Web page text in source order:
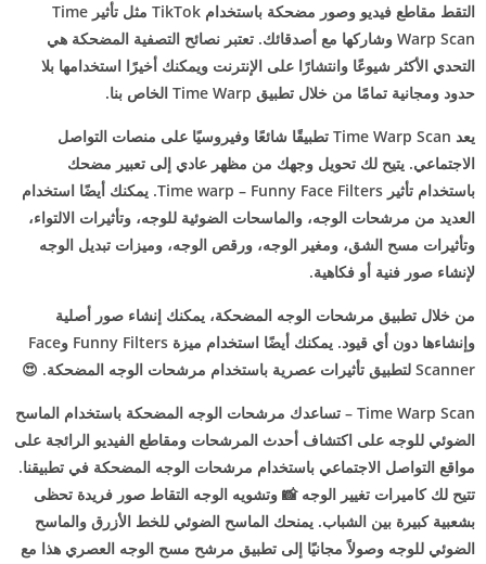
التقط مقاطع فيديو وصور مضحكة باستخدام TikTok مثل تأثير Time
Warp Scan وشاركها مع أصدقائك. تعتبر نصائح التصفية المضحكة هي
التحدي الأكثر شيوعًا وانتشارًا على الإنترنت ويمكنك أخيرًا استخدامها بلا
حدود ومجانية تمامًا من خلال تطبيق Time Warp الخاص بنا.
يعد Time Warp Scan تطبيقًا شائعًا وفيروسيًا على منصات التواصل
الاجتماعي. يتيح لك تحويل وجهك من مظهر عادي إلى تعبير مضحك
باستخدام تأثير Time warp – Funny Face Filters. يمكنك أيضًا استخدام
العديد من مرشحات الوجه، والماسحات الضوئية للوجه، وتأثيرات الالتواء،
وتأثيرات مسح الشق، ومغير الوجه، ورقص الوجه، وميزات تبديل الوجه
لإنشاء صور فنية أو فكاهية.
من خلال تطبيق مرشحات الوجه المضحكة، يمكنك إنشاء صور أصلية
وإنشاءها دون أي قيود. يمكنك أيضًا استخدام ميزة Funny Filters وFace
Scanner لتطبيق تأثيرات عصرية باستخدام مرشحات الوجه المضحكة. 😍
Time Warp Scan – تساعدك مرشحات الوجه المضحكة باستخدام الماسح
الضوئي للوجه على اكتشاف أحدث المرشحات ومقاطع الفيديو الرائجة على
مواقع التواصل الاجتماعي باستخدام مرشحات الوجه المضحكة في تطبيقنا.
تتيح لك كاميرات تغيير الوجه 📸 وتشويه الوجه التقاط صور فريدة تحظى
بشعبية كبيرة بين الشباب. يمنحك الماسح الضوئي للخط الأزرق والماسح
الضوئي للوجه وصولاً مجانيًا إلى تطبيق مرشح مسح الوجه العصري هذا مع